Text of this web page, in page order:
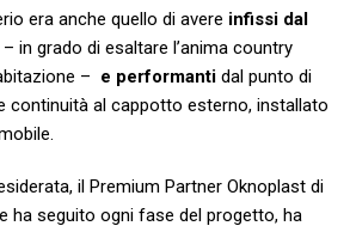
era anche quello di avere infissi dal
– in grado di esaltare l’anima country
– e performanti dal punto di
continuità al cappotto esterno, installato
il Premium Partner Oknoplast di
ha seguito ogni fase del progetto, ha